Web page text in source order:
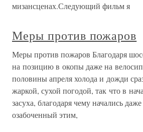
мизансценах.Следующий фильм я
Меры против пожаров
Меры против пожаров Благодаря
на позицию в окопы даже на
половины апреля холода и дожди
жаркой, сухой погодой, так что в
засуха, благодаря чему начались
озабоченный этим,